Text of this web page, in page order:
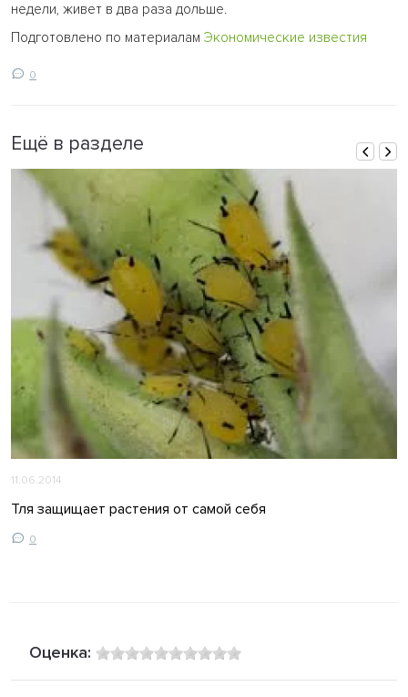
недели, живет в два раза дольше.
Подготовлено по материалам Экономические известия
0
Ещё в разделе
11.06.2014
Тля защищает растения от самой себя
0
Оценка: